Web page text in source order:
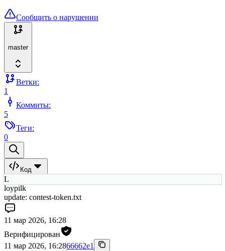
Сообщить о нарушении
master
Ветки:
1
Коммиты:
5
Теги:
0
Код
L
loypilk
update: contest-token.txt
11 мар 2026, 16:28
Верифицирован
11 мар 2026, 16:2866662e1